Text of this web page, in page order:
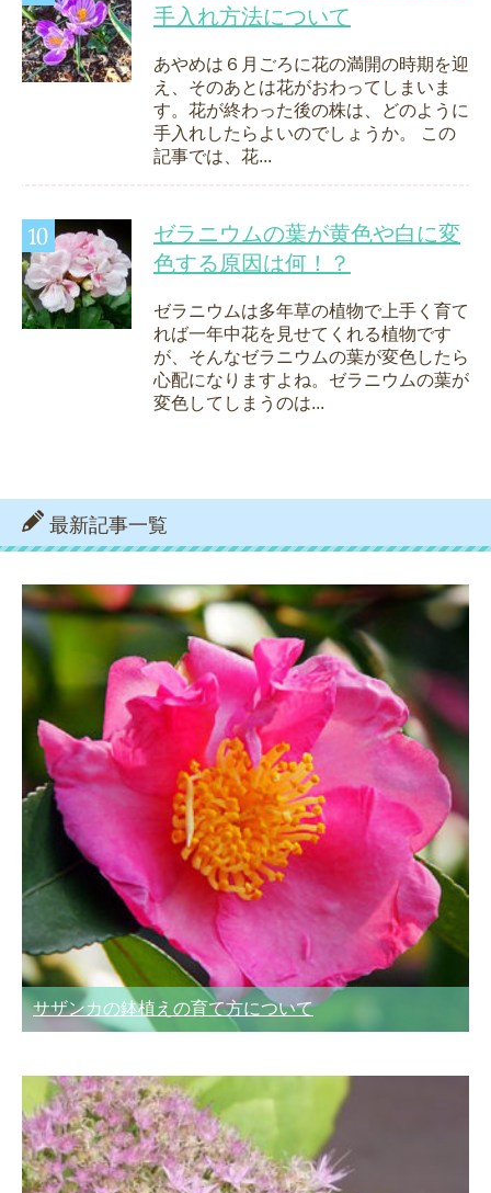
手入れ方法について
あやめは６月ごろに花の満開の時期を迎
え、そのあとは花がおわってしまいま
す。花が終わった後の株は、どのように
手入れしたらよいのでしょうか。 この
記事では、花...
ゼラニウムの葉が黄色や白に変
色する原因は何！？
ゼラニウムは多年草の植物で上手く育て
れば一年中花を見せてくれる植物です
が、そんなゼラニウムの葉が変色したら
心配になりますよね。ゼラニウムの葉が
変色してしまうのは...
最新記事一覧
サザンカの鉢植えの育て方について